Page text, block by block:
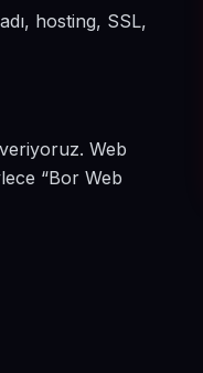
hosting, SSL,
Web
“Bor Web